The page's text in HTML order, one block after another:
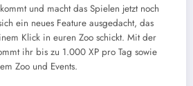
und macht das Spielen jetzt noch
ein neues Feature ausgedacht, das
Klick in euren Zoo schickt. Mit der
ihr bis zu 1.000 XP pro Tag sowie
Zoo und Events.